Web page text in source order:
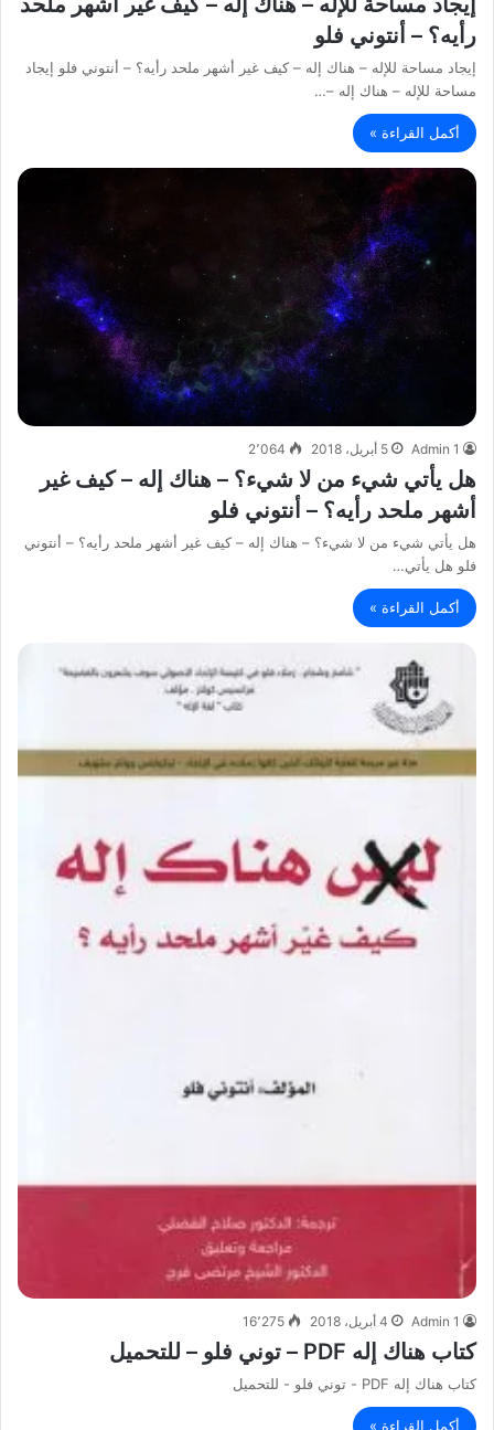
رأيه؟ – أنتوني فلو
إيجاد مساحة للإله – هناك إله – كيف غير أشهر ملحد رأيه؟ – أنتوني فلو إيجاد
مساحة للإله – هناك إله –…
أكمل القراءة »
Admin 1 5 أبريل، 2018 2٬064
هل يأتي شيء من لا شيء؟ – هناك إله – كيف غير
أشهر ملحد رأيه؟ – أنتوني فلو
هل يأتي شيء من لا شيء؟ – هناك إله – كيف غير أشهر ملحد رأيه؟ – أنتوني
فلو هل يأتي…
أكمل القراءة »
Admin 1 4 أبريل، 2018 16٬275
كتاب هناك إله PDF – توني فلو – للتحميل
كتاب هناك إله PDF - توني فلو - للتحميل
أكمل القراءة »